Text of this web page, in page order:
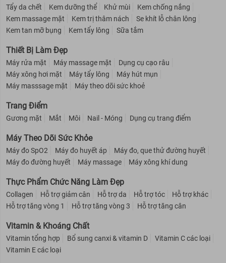
Đối tượng sử dụng:
Sản phẩm dành cho vệ sinh vùng kín hàng ngày ở phái nữ.
Phù hợp cho mọi loại da, đặc biệt là da nhạy cảm.
Ưu thế nổi bật:
Tẩy da chết Kem dưỡng thể Khử mùi
Kem chống nắng
Kem massage mặt
Kem trị thâm nách
Se khít lỗ chân lông
Kem tan mỡ bụng
Kem tẩy lông Sữa tắm
Thiết Bị Làm Đẹp
Máy rửa mặt Máy massage mặt
Dụng cụ cạo râu
Máy xông hơi mặt
Máy tẩy lông
Máy hút mụn
Máy masssage mặt
Máy theo dõi sức khoẻ
Trang Điểm
Gương mặt Mắt Môi Nail - Móng Dụng cụ trang điểm
Máy Theo Dõi Sức Khỏe
Máy đo SpO2 Máy đo huyết áp
Máy đo, que thử đường huyết
Máy đo đường huyết
Máy massage Máy xông khí dung
Thực Phẩm Chức Năng Làm Đẹp
Collagen Hỗ trợ giảm cân Hỗ trợ da Hỗ trợ tóc
Hỗ trợ khác
Hỗ trợ tăng vòng 1
Hỗ trợ tăng vòng 3 Hỗ trợ tăng cân
Vitamin & Khoáng Chất
Vitamin tổng hợp Bổ sung canxi & vitamin D
Vitamin C các loại
Vitamin E các loại